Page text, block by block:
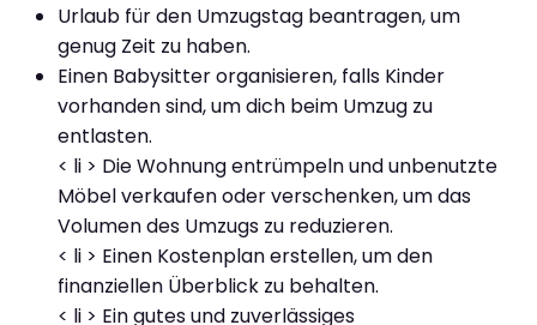
Urlaub für den Umzugstag beantragen, um
genug Zeit zu haben.
Einen Babysitter organisieren, falls Kinder
vorhanden sind, um dich beim Umzug zu
entlasten.
< li > Die Wohnung entrümpeln und unbenutzte
Möbel verkaufen oder verschenken, um das
Volumen des Umzugs zu reduzieren.
< li > Einen Kostenplan erstellen, um den
finanziellen Überblick zu behalten.
< li > Ein gutes und zuverlässiges